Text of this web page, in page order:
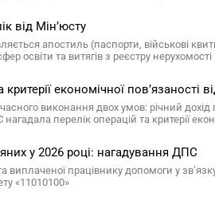
від Мін’юсту
апостиль (паспорти, військові
освіти та витягів з реєстру нерухомості
економічної пов’язаності
виконання двох умов: річний
перелік операцій та критерії
у 2026 році: нагадування ДПС
працівнику допомоги у
«11010100»